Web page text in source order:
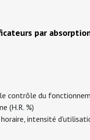
par
contrôle du
(H.R. %)
intensité